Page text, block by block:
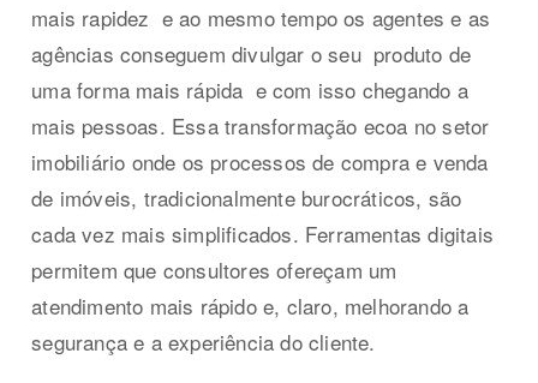
mais rapidez e ao mesmo tempo os agentes e as
agências conseguem divulgar o seu produto de
uma forma mais rápida e com isso chegando a
mais pessoas. Essa transformação ecoa no setor
imobiliário onde os processos de compra e venda
de imóveis, tradicionalmente burocráticos, são
cada vez mais simplificados. Ferramentas digitais
permitem que consultores ofereçam um
atendimento mais rápido e, claro, melhorando a
segurança e a experiência do cliente.